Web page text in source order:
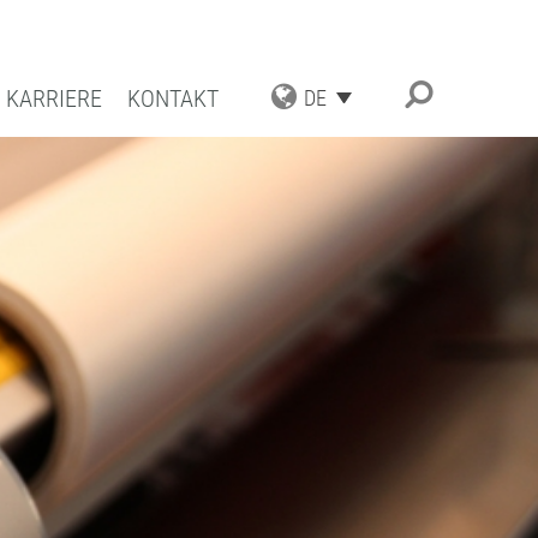
DE
APPLICATIONS
UND QUALITÄT
KARRIERE KONTAKT